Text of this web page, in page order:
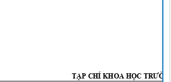
TẠP CHÍ KHOA HỌC